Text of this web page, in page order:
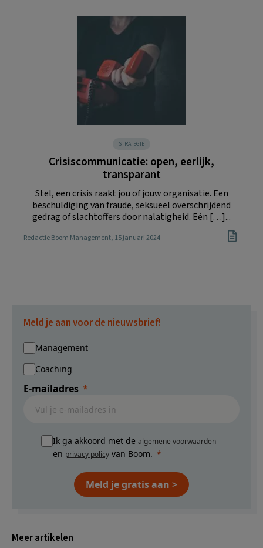
STRATEGIE
Crisiscommunicatie: open, eerlijk,
transparant
Stel, een crisis raakt jou of jouw organisatie. Een
beschuldiging van fraude, seksueel overschrijdend
gedrag of slachtoffers door nalatigheid. Eén […]...
Redactie Boom Management, 15 januari 2024
Meld je aan voor de nieuwsbrief!
Management
Coaching
E-mailadres
Ik ga akkoord met de algemene voorwaarden
en privacy policy van Boom.
Meld je gratis aan >
Meer artikelen